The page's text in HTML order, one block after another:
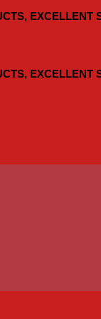
EXCELLENT
EXCELLENT